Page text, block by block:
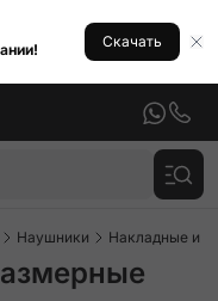
Скачать
Наушники Накладные и